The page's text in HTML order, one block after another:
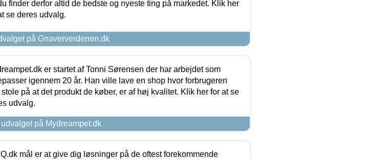
finder derfor altid de bedste og nyeste ting på markedet. Klik her
se deres udvalg.
på Gnaververdenen.dk
er startet af Tonni Sørensen der har arbejdet som
igennem 20 år. Han ville lave en shop hvor forbrugeren
stole på at det produkt de køber, er af høj kvalitet. Klik her for at se
udvalg.
på Mydreampet.dk
mål er at give dig løsninger på de oftest forekommende